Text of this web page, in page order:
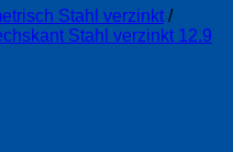
Stahl verzinkt /
Stahl verzinkt 12.9